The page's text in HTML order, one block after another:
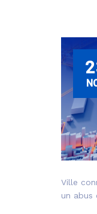
Ville
un abus